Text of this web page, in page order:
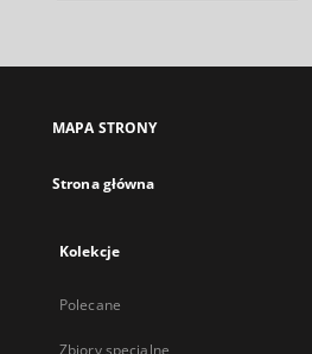
MAPA STRONY
Strona główna
Kolekcje
Polecane
Zbiory specjalne